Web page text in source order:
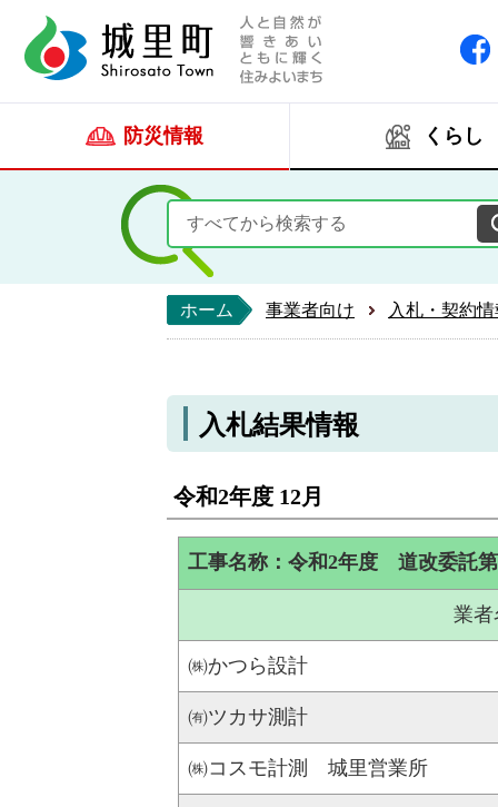
防災情報 くらし
ホーム 事業者向け 入札・契約
入札結果情報
令和2年度 12月
工事名称：令和2年度 道改委託
業者
㈱かつら設計
㈲ツカサ測計
㈱コスモ計測 城里営業所